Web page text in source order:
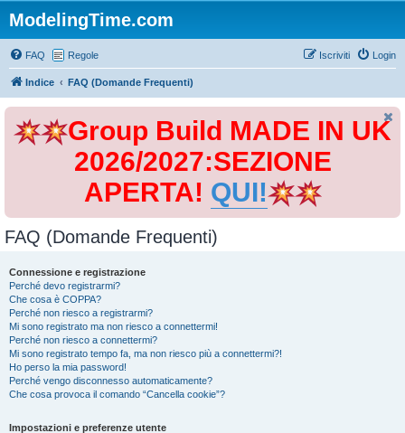
ModelingTime.com
FAQ Regole Login
Iscriviti
Indice FAQ (Domande Frequenti)
Group Build MADE IN UK
2026/2027:SEZIONE
APERTA! QUI!
FAQ (Domande Frequenti)
Connessione e registrazione
Perché devo registrarmi?
Che cosa è COPPA?
Perché non riesco a registrarmi?
Mi sono registrato ma non riesco a connettermi!
Perché non riesco a connettermi?
Mi sono registrato tempo fa, ma non riesco più a connettermi?!
Ho perso la mia password!
Perché vengo disconnesso automaticamente?
Che cosa provoca il comando “Cancella cookie”?
Impostazioni e preferenze utente